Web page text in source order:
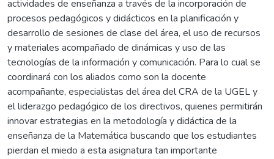
actividades de enseñanza a través de la incorporación de
procesos pedagógicos y didácticos en la planificación y
desarrollo de sesiones de clase del área, el uso de recursos
y materiales acompañado de dinámicas y uso de las
tecnologías de la información y comunicación. Para lo cual se
coordinará con los aliados como son la docente
acompañante, especialistas del área del CRA de la UGEL y
el liderazgo pedagógico de los directivos, quienes permitirán
innovar estrategias en la metodología y didáctica de la
enseñanza de la Matemática buscando que los estudiantes
pierdan el miedo a esta asignatura tan importante